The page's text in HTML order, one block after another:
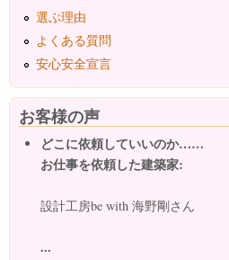
選ぶ理由
よくある質問
安心安全宣言
お客様の声
どこに依頼していいのか……
お仕事を依頼した建築家:
設計工房be with 海野剛さん
...